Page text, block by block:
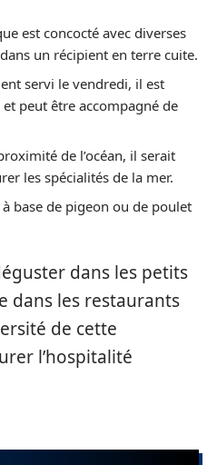
est concocté avec diverses
un récipient en terre cuite.
servi le vendredi, il est
peut être accompagné de
de l’océan, il serait
les spécialités de la mer.
à base de pigeon ou de poulet
dans les petits
dans les restaurants
de cette
l’hospitalité